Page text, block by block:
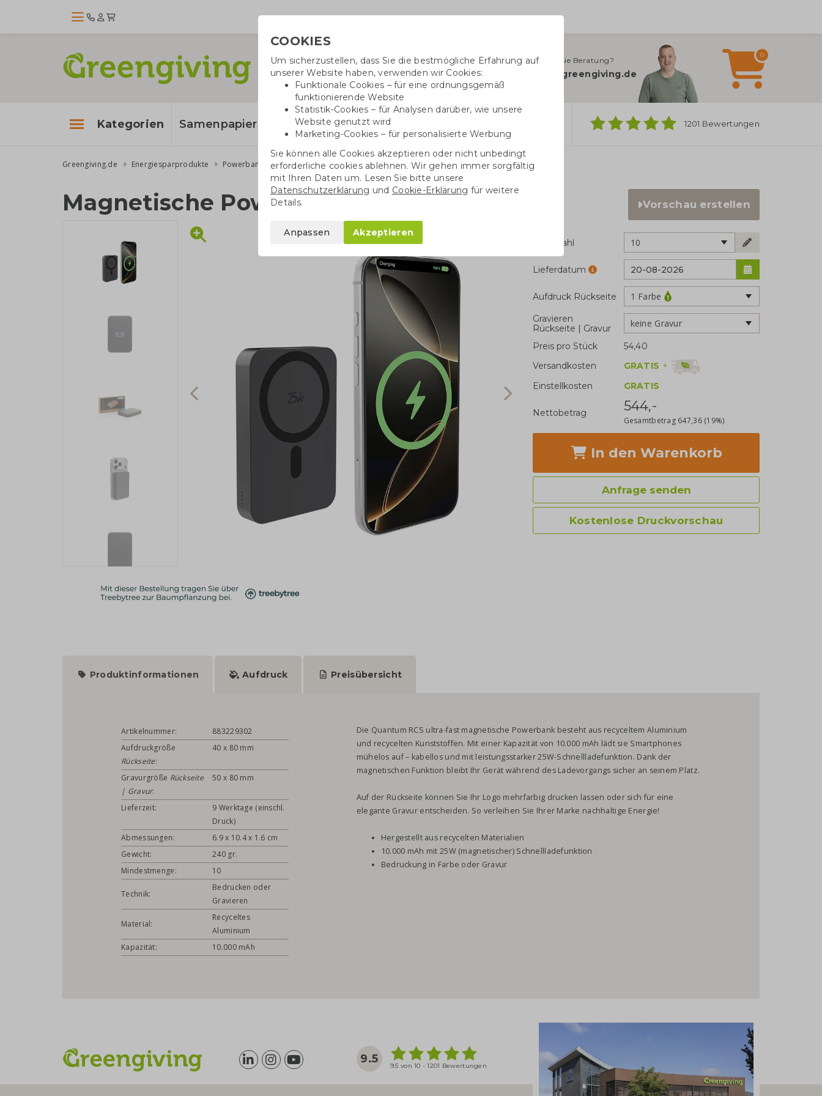
Benötigen Sie Beratung?
info@greengiving.de
0
Kategorien Samenpapier Baumwolltaschen 1201 Bewertungen
Greengiving.de Energiesparprodukte Powerbanks Magnetische Powerbank
Magnetische Powerbank Vorschau erstellen
Stückzahl 10
Lieferdatum
Aufdruck Rückseite 1 Farbe
Gravieren
Rückseite | Gravur
keine Gravur
Preis pro Stück
54,40
Versandkosten
GRATIS +
Einstellkosten
GRATIS
Nettobetrag 544,-
Gesamtbetrag 647,36 (19%)
In den Warenkorb
Anfrage senden
Kostenlose Druckvorschau
Produktinformationen Aufdruck Preisübersicht
Artikelnummer:
883229302
Aufdruckgröße
Rückseite:
40 x 80 mm
Gravurgröße Rückseite
| Gravur:
50 x 80 mm
Lieferzeit:
9 Werktage (einschl.
Druck)
Abmessungen:
6.9 x 10.4 x 1.6 cm
Gewicht:
240 gr.
Mindestmenge:
10
Technik:
Bedrucken oder
Gravieren
Material:
Recyceltes
Aluminium
Kapazität:
10.000 mAh
Die Quantum RCS ultra-fast magnetische Powerbank besteht aus recyceltem Aluminium
und recycelten Kunststoffen. Mit einer Kapazität von 10.000 mAh lädt sie Smartphones
mühelos auf – kabellos und mit leistungsstarker 25W-Schnellladefunktion. Dank der
magnetischen Funktion bleibt Ihr Gerät während des Ladevorgangs sicher an seinem Platz.
Auf der Rückseite können Sie Ihr Logo mehrfarbig drucken lassen oder sich für eine
elegante Gravur entscheiden. So verleihen Sie Ihrer Marke nachhaltige Energie!
Hergestellt aus recycelten Materialien
10.000 mAh mit 25W (magnetischer) Schnellladefunktion
Bedruckung in Farbe oder Gravur
9.5
9.5 von 10 - 1201 Bewertungen
COOKIES
Um sicherzustellen, dass Sie die bestmögliche Erfahrung auf
unserer Website haben, verwenden wir Cookies:
Funktionale Cookies – für eine ordnungsgemäß
funktionierende Website
Statistik-Cookies – für Analysen darüber, wie unsere
Website genutzt wird
Marketing-Cookies – für personalisierte Werbung
Sie können alle Cookies akzeptieren oder nicht unbedingt
erforderliche cookies ablehnen. Wir gehen immer sorgfältig
mit Ihren Daten um. Lesen Sie bitte unsere
Datenschutzerklärung und Cookie-Erklärung für weitere
Details.
Anpassen Akzeptieren